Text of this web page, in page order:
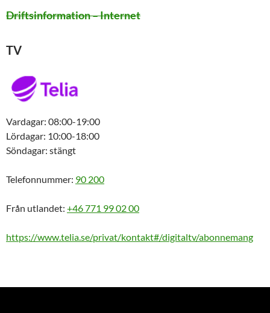
Driftsinformation – Internet
TV
Vardagar: 08:00-19:00
Lördagar: 10:00-18:00
Söndagar: stängt
Telefonnummer: 90 200
Från utlandet: +46 771 99 02 00
https://www.telia.se/privat/kontakt#/digitaltv/abonnemang